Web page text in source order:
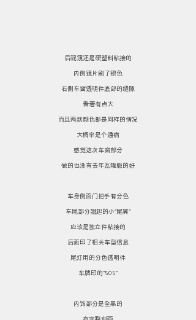
后视镜还是硬塑料粘接的
内侧镜片刷了银色
右侧车窗透明件底部的缝隙
看着有点大
而且两款颜色都是同样的情况
大概率是个通病
感觉这次车窗部分
做的也没有去年瓦罐版的好
车身侧面门把手有分色
车尾部分翘起的小“尾翼”
应该是独立件粘接的
后面印了相关车型信息
尾灯用的分色透明件
车牌印的“505”
内饰部分是全黑的